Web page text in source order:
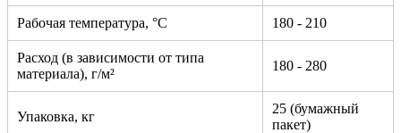
Рабочая температура, °С 180 - 210
Расход (в зависимости от типа
материала), г/м²
180 - 280
Упаковка, кг
25 (бумажный
пакет)